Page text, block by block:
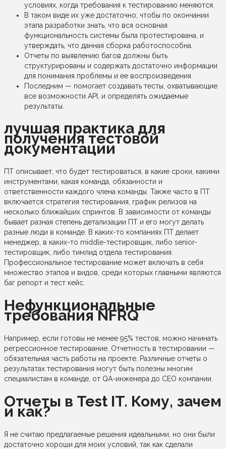
условиях, когда требования к тестированию меняются.
В таком виде их уже достаточно, чтобы по окончании
этапа разработки знать, что вся основная
функциональность системы была протестирована, и
утверждать, что данная сборка работоспособна.
Отчеты по выявлению багов должны быть
структурированы и содержать достаточно информации
для понимания проблемы и ее воспроизведения.
Последним — помогает создавать тесты, охватывающие
все возможности API, и определять ожидаемые
результаты.
лучшая практика для
получения тестовой
документации
ПТ описывает, что будет тестироваться, в какие сроки, какими
инструментами, какая команда, обязанности и
ответственности каждого члена команды. Также часто в ПТ
включается стратегия тестирования, график релизов на
несколько ближайших спринтов. В зависимости от команды
бывает разная степень детализации ПТ и его могут делать
разные люди в команде. В каких-то компаниях ПТ делает
менеджер, в каких-то middle-тестировщик, либо senior-
тестировщик, либо тимлид отдела тестирования.
Профессиональное тестирование может включать в себя
множество этапов и видов, среди которых главными являются
баг репорт и тест кейс.
Нефункциональные
требования NFRQ
Например, если готовы не менее 95% тестов, можно начинать
регрессионное тестирование. Отчетность в тестировании —
обязательная часть работы на проекте. Различные отчеты о
результатах тестирования могут быть полезны многим
специалистам в команде, от QA-инженера до CEO компании.
Отчеты в Test IT. Кому, зачем
и как?
Я не считаю предлагаемые решения идеальными, но они были
достаточно хороши для моих условий, так как сделали